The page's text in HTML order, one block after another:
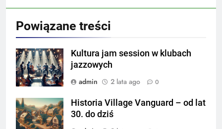
Powiązane treści
Kultura jam session w klubach
jazzowych
admin
2 lata ago 0
Historia Village Vanguard – od lat
30. do dziś